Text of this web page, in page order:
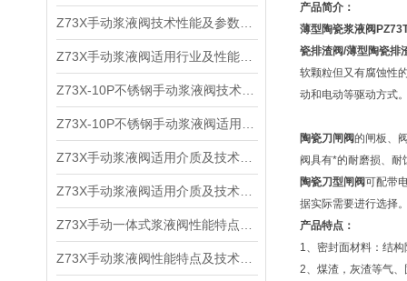
产品简介：
薄型陶瓷浆液阀
瓷排渣阀/薄型陶瓷排
软颗粒但又有腐蚀性
动和电动等驱动方式
陶瓷刀闸阀的闸板、
阀具有*的耐磨损、
陶瓷刀型闸阀可配带
据实际需要进行选择
产品特点：
1、密封面材料：结
2、煤渣，灰渣等气